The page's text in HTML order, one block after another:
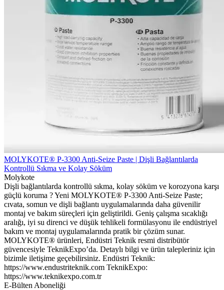
MOLYKOTE® P-3300 Anti-Seize Paste | Dişli Bağlantılarda
Kontrollü Sıkma ve Kolay Söküm
Molykote
Dişli bağlantılarda kontrollü sıkma, kolay söküm ve korozyona karşı
güçlü koruma ? Yeni MOLYKOTE® P-3300 Anti-Seize Paste;
cıvata, somun ve dişli bağlantı uygulamalarında daha güvenilir
montaj ve bakım süreçleri için geliştirildi. Geniş çalışma sıcaklığı
aralığı, iyi su direnci ve düşük tehlikeli formülasyonu ile endüstriyel
bakım ve montaj uygulamalarında pratik bir çözüm sunar.
MOLYKOTE® ürünleri, Endüstri Teknik resmi distribütör
güvencesiyle TeknikExpo’da. Detaylı bilgi ve ürün talepleriniz için
bizimle iletişime geçebilirsiniz. Endüstri Teknik:
https://www.endustriteknik.com TeknikExpo:
https://www.teknikexpo.com.tr
E-Bülten Aboneliği